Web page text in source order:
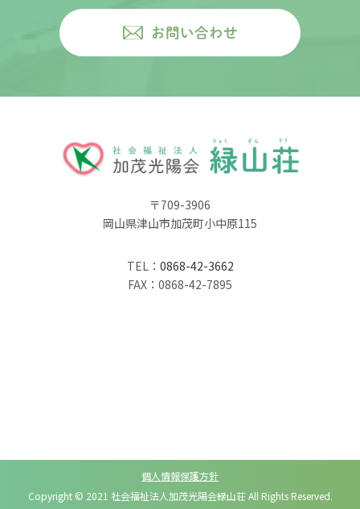
お問い合わせ
〒709-3906
岡山県津山市加茂町小中原115
TEL： 0868-42-3662
FAX：0868-42-7895
個人情報保護方針
Copyright © 2021 社会福祉法人加茂光陽会緑山荘 All Rights Reserved.